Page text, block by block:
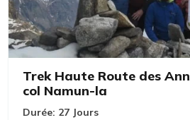
Trek Haute Route des
col Namun-la
Durée: 27 Jours